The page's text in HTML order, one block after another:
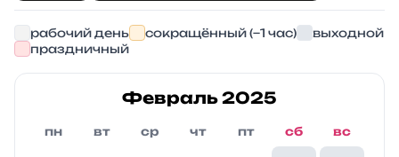
рабочий день сокращённый (−1 час)
выходной
праздничный
Февраль 2025
пн вт ср чт пт сб вс